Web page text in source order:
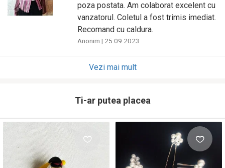
poza postata. Am colaborat excelent cu
vanzatorul. Coletul a fost trimis imediat.
Recomand cu caldura.
Anonim | 25.09.2023
Vezi mai mult
Ti-ar putea placea